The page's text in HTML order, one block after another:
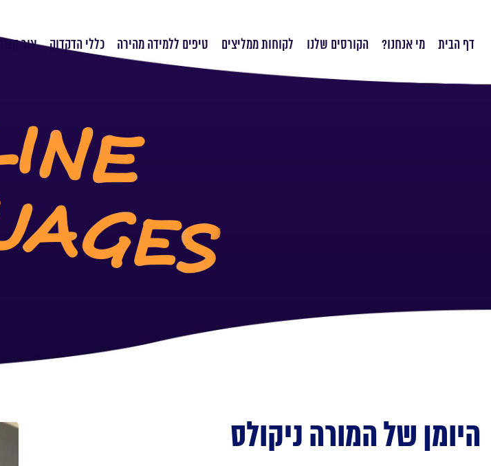
דף הבית מי אנחנו? הקורסים שלנו לקוחות ממליצים טיפים ללמידה מהירה כללי הדקדוק צור קשר
היומן של המורה ניקולס